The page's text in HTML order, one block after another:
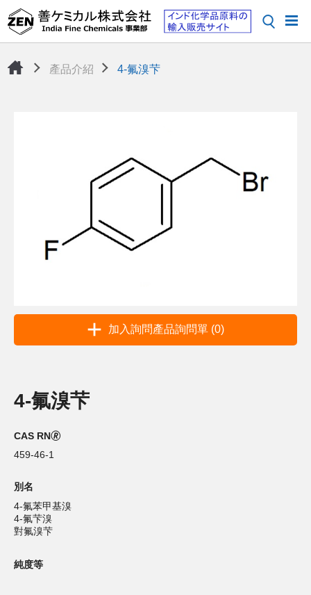
產品介紹 4-氟溴芐
加入詢問產品詢問單 (0)
4-氟溴芐
CAS RN🄬
459-46-1
別名
4-氟苯甲基溴
4-氟芐溴
對氟溴芐
純度等